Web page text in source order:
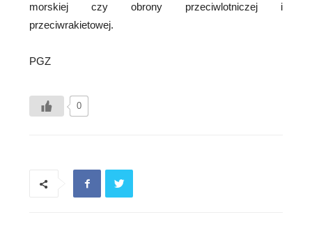
morskiej czy obrony przeciwlotniczej i
przeciwrakietowej.
PGZ
0